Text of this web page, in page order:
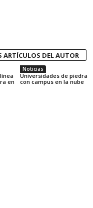
ARTÍCULOS DEL AUTOR
en
Noticias
Universidades de piedra
con campus en la nube